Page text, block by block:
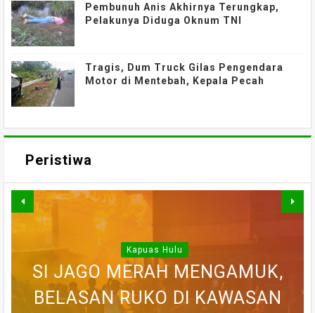
Pembunuh Anis Akhirnya Terungkap,
Pelakunya Diduga Oknum TNI
Tragis, Dum Truck Gilas Pengendara
Motor di Mentebah, Kepala Pecah
Peristiwa
WARGA DESA SEI AJUNG YANG
DILAPORKAN HILANG SAAT
Kapuas Hulu
SI JAGO MERAH MENGAMUK,
BELASAN RUKO DI KAWASAN
PEDULI KORBAN KEBAKARAN,
BELASAN TOKO PAKAIAN DI
SEMPAT SEKARAT, H AKHIRNYA